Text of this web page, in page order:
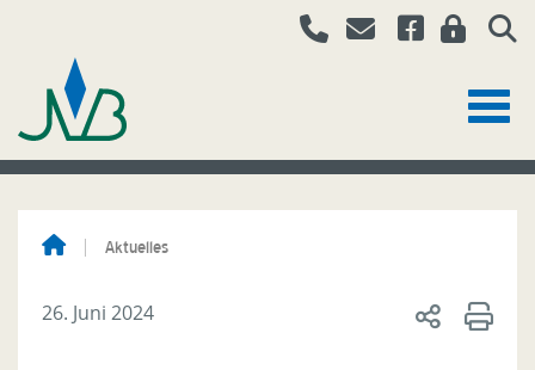
Aktuelles
26. Juni 2024